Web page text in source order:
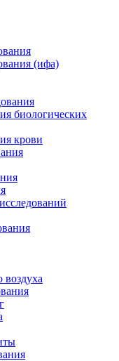
(ифа)
биологических
крови